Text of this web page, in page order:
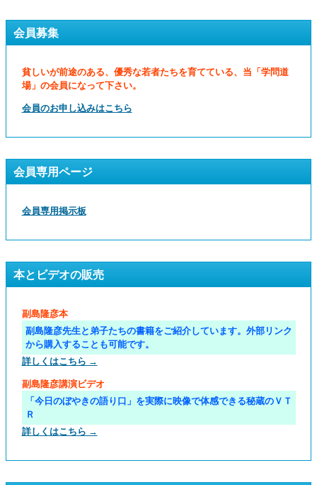
会員募集
貧しいが前途のある、優秀な若者たちを育てている、当「学問道
場」の会員になって下さい。
会員のお申し込みはこちら
会員専用ページ
会員専用掲示板
本とビデオの販売
副島隆彦本
副島隆彦先生と弟子たちの書籍をご紹介しています。外部リンク
から購入することも可能です。
詳しくはこちら →
副島隆彦講演ビデオ
「今日のぼやきの語り口」を実際に映像で体感できる秘蔵のＶＴ
Ｒ
詳しくはこちら →